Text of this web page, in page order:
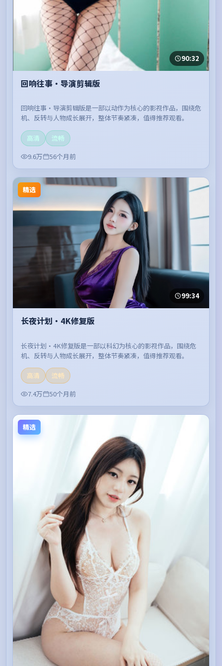
90:32
回响往事·导演剪辑版
回响往事·导演剪辑版是一部以动作为核心的影视作品，围绕危
机、反转与人物成长展开，整体节奏紧凑，值得推荐观看。
高清
流畅
9.6万
56个月前
精选
99:34
长夜计划·4K修复版
长夜计划·4K修复版是一部以科幻为核心的影视作品，围绕危
机、反转与人物成长展开，整体节奏紧凑，值得推荐观看。
高清
流畅
7.4万
50个月前
精选